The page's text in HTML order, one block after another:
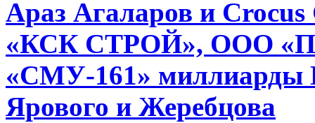
Араз Агаларов и
«КСК СТРОЙ», ООО
«СМУ-161» миллиарды
Ярового и Жеребцова